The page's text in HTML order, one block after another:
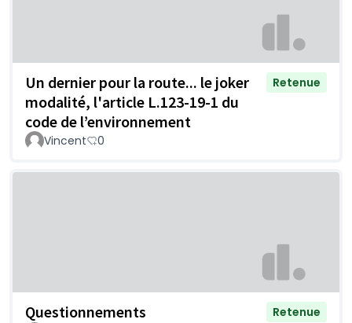
Un dernier pour la route... le joker
modalité, l'article L.123-19-1 du
code de l’environnement
Retenue
Vincent 0
Questionnements
Retenue